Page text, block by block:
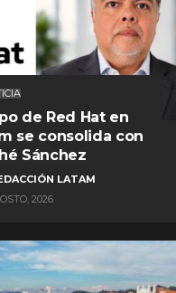
de Red Hat en
se consolida con
Sánchez
LATAM
2026